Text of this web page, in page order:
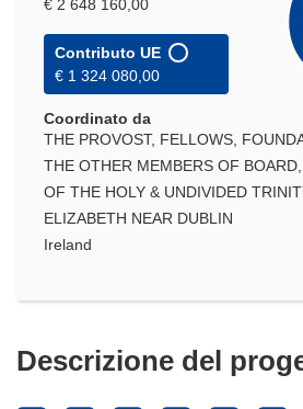
€ 2 648 160,00
Contributo UE
€ 1 324 080,00
Coordinato da
THE PROVOST, FELLOWS,
THE OTHER MEMBERS OF
OF THE HOLY & UNDIVIDED
ELIZABETH NEAR DUBLIN
Ireland
Descrizione del